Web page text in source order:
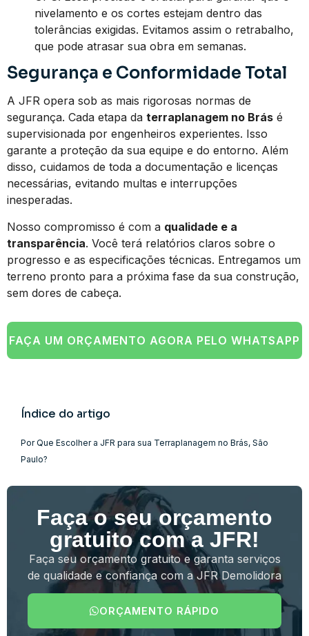
nivelamento e os cortes estejam dentro das
tolerâncias exigidas. Evitamos assim o retrabalho,
que pode atrasar sua obra em semanas.
Segurança e Conformidade Total
A JFR opera sob as mais rigorosas normas de
segurança. Cada etapa da terraplanagem no Brás é
supervisionada por engenheiros experientes. Isso
garante a proteção da sua equipe e do entorno. Além
disso, cuidamos de toda a documentação e licenças
necessárias, evitando multas e interrupções
inesperadas.
Nosso compromisso é com a qualidade e a
transparência. Você terá relatórios claros sobre o
progresso e as especificações técnicas. Entregamos um
terreno pronto para a próxima fase da sua construção,
sem dores de cabeça.
FAÇA UM ORÇAMENTO AGORA PELO WHATSAPP
Índice do artigo
Por Que Escolher a JFR para sua Terraplanagem no Brás, São
Paulo?
Faça o seu orçamento
gratuito com a JFR!
Faça seu orçamento gratuito e garanta serviços
de qualidade e confiança com a JFR Demolidora
ORÇAMENTO RÁPIDO